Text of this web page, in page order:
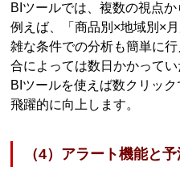
BIツールでは、複数の視点
例えば、「商品別×地域別×
雑な条件での分析も簡単に
合によっては数日かかって
BIツールを使えば数クリッ
飛躍的に向上します。
（4）アラート機能と